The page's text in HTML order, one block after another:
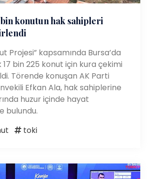
bin konutun hak sahipleri
Projesi” kapsamında Bursa’da
bin 225 konut için kura çekimi
Törende konuşan AK Parti
Efkan Ala, hak sahiplerine
huzur içinde hayat
bulundu.
toki